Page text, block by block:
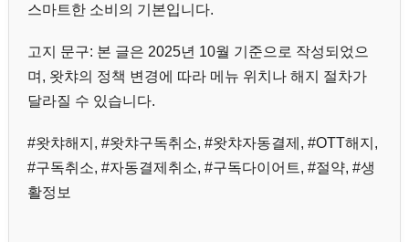
스마트한 소비의 기본입니다.
고지 문구: 본 글은 2025년 10월 기준으로 작성되었으
며, 왓챠의 정책 변경에 따라 메뉴 위치나 해지 절차가
달라질 수 있습니다.
#왓챠해지, #왓챠구독취소, #왓챠자동결제, #OTT해지,
#구독취소, #자동결제취소, #구독다이어트, #절약, #생
활정보